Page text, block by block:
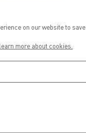
et
on our website to
learn more about cookies.